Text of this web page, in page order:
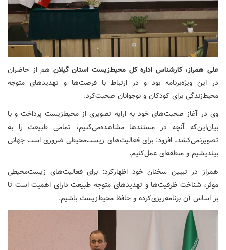
علی همراز، کارشناس اداره کل محیط‌زیست استان گیلان هم از حاضران
در این ویژه‌برنامه بود و در ارتباط با فرصت‌ها و تهدیدهای متوجه
محیط‌زندگی برای کودکان و نوجوانان صحبت‌کرد.
وی در آغاز صحبت‌های خود به ارایه تصویری از محیط‌زیست پرداخت و با
بیان‌این‌که آنچه در مستندها مشاهده‌می‌کنیم، تمامی طبیعت را به
تصویرنمی‌کشد، افزود: برای فعالیت‌های زیست‌محیطی ضروری است جهانی
بیندیشیم و منطقه‌ای عمل‌کنیم.
همراز در تبیین سخنان خود اظهارکرد: برای فعالیت‌های زیست‌محیطی
موثر، شناخت ظرفیت‌ها و تهدیدهای متوجه طبیعت دارای اهمیت است تا
بر اساس آن برنامه‌ریزی‌کرده و حافظ محیط‌زیست باشیم.